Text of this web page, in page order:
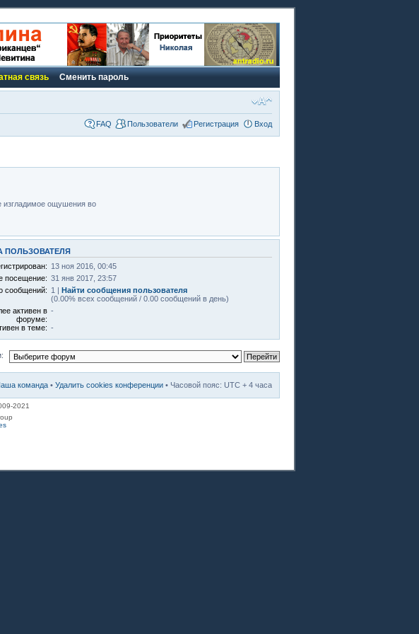
связь Сменить пароль
FAQ Пользователи Регистрация Вход
изгладимое ощушения во
ПОЛЬЗОВАТЕЛЯ
13 ноя 2016, 00:45
посещение: 31 янв 2017, 23:57
сообщений: 1 | Найти сообщения пользователя
(0.00% всех сообщений / 0.00 сообщений в день)
активен в
форуме:
-
в теме: -
команда • Удалить cookies конференции • Часовой пояс: UTC + 4 часа
2021